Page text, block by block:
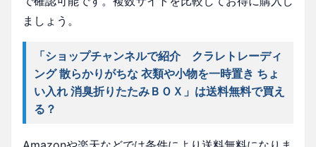
ましょう。
「ショップチャンネルで紹介 クラレトレーディ
ング 散らかりがちな 衣類や小物を一時置き ちょ
い入れ 消臭折りたたみＢＯＸ」は送料無料で買え
る？